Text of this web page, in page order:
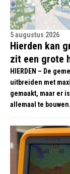
5 augustus 2026
Hierden kan
zit een grote
HIERDEN – De
uitbreiden met
gemaakt, maar er
allemaal te bouwen.